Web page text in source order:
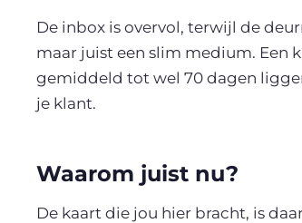
De inbox is overvol, terwijl de
maar juist een slim medium.
gemiddeld tot wel 70 dagen
je klant.
Waarom juist nu?
De kaart die jou hier bracht, is